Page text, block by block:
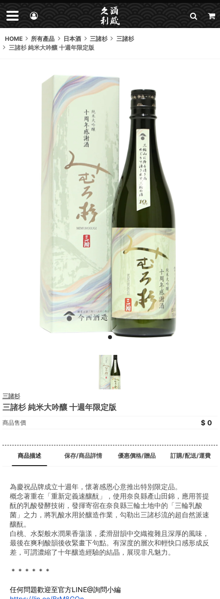
HOME 所有產品 日本酒 三諸杉
三諸杉
三諸杉 純米大吟釀 十週年限定版
三諸杉
三諸杉 純米大吟釀 十週年限定版
商品售價 0
商品描述 保存/商品詳情 優惠價格/贈品 訂購/配送/運費
為慶祝品牌成立十週年，懷著感恩心意推出特別限定品。
概念著重在「重新定義速釀酛」，使用奈良縣產山田錦，應用菩提
酛的乳酸發酵技術，發揮寄宿在奈良縣三輪土地中的「三輪乳酸
菌」之力，將乳酸水用於釀造作業，勾勒出三諸杉流的超自然派速
釀酛。
白桃、水梨般水潤果香蕩漾，柔滑甜韻中交織複雜且深厚的風味，
最後在爽利酸韻後收緊畫下句點。有深度的層次和輕快口感形成反
差，可謂濃縮了十年釀造經驗的結晶，展現非凡魅力。
﻿＊＊＊＊＊＊
任何問題歡迎至官方LINE@詢問小編